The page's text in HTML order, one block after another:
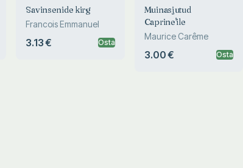
Savinsenide kirg
Francois Emmanuel
3.13 € Osta
Muinasjutud
Caprine'ile
Maurice Carême
3.00 € Osta